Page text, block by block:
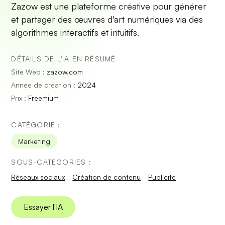
Zazow est une plateforme créative pour générer
et partager des œuvres d'art numériques via des
algorithmes interactifs et intuitifs.
DÉTAILS DE L'IA EN RÉSUMÉ
Site Web : zazow.com
Année de création : 2024
Prix : Freemium
CATÉGORIE :
Marketing
SOUS-CATÉGORIES :
Réseaux sociaux
Création de contenu Publicité
Essayer l'IA